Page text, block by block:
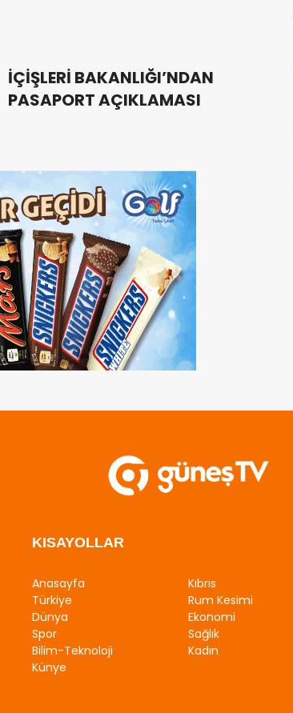
İÇİŞLERİ BAKANLIĞI’NDAN
PASAPORT AÇIKLAMASI
KISAYOLLAR
Anasayfa
Kıbrıs
Türkiye
Rum Kesimi
Dünya
Ekonomi
Spor
Sağlık
Bilim-Teknoloji
Kadın
Künye